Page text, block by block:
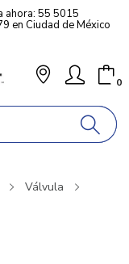
ahora: 55 5015
en Ciudad de México
0
Válvula